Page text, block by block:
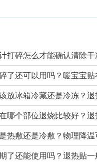
碎怎么才能确认清除干净了？水银
了还可以用吗？暖宝宝贴在
放冰箱冷藏还是冷冻？退热
个部位退烧比较好？退热贴可
热敷还是冷敷？物理降温
了还能使用吗？退热贴一般